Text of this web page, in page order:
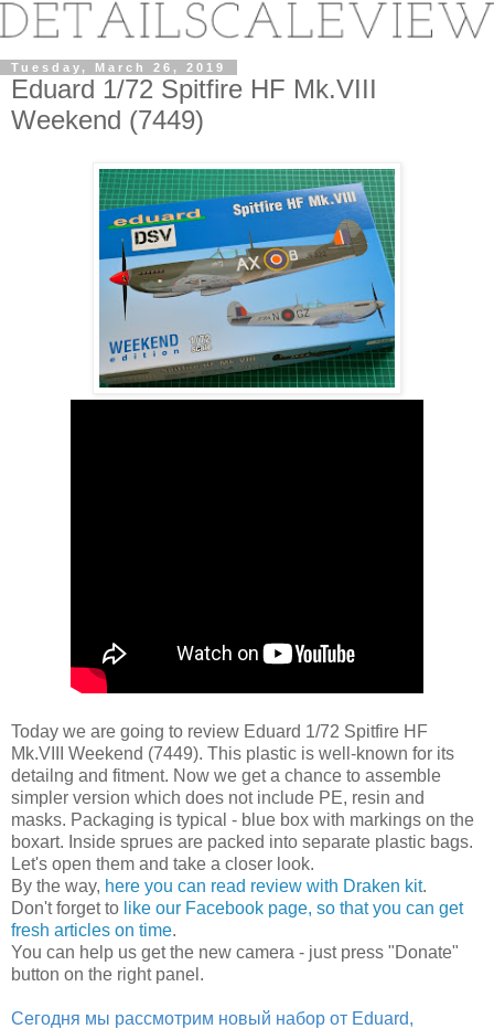
Tuesday, March 26, 2019
Eduard 1/72 Spitfire HF Mk.VIII
Weekend (7449)
Today we are going to review Eduard 1/72 Spitfire HF
Mk.VIII Weekend (7449). This plastic is well-known for its
detailng and fitment. Now we get a chance to assemble
simpler version which does not include PE, resin and
masks. Packaging is typical - blue box with markings on the
boxart. Inside sprues are packed into separate plastic bags.
Let's open them and take a closer look.
By the way, here you can read review with Draken kit.
Don't forget to like our Facebook page, so that you can get
fresh articles on time.
You can help us get the new camera - just press "Donate"
button on the right panel.
Сегодня мы рассмотрим новый набор от Eduard,